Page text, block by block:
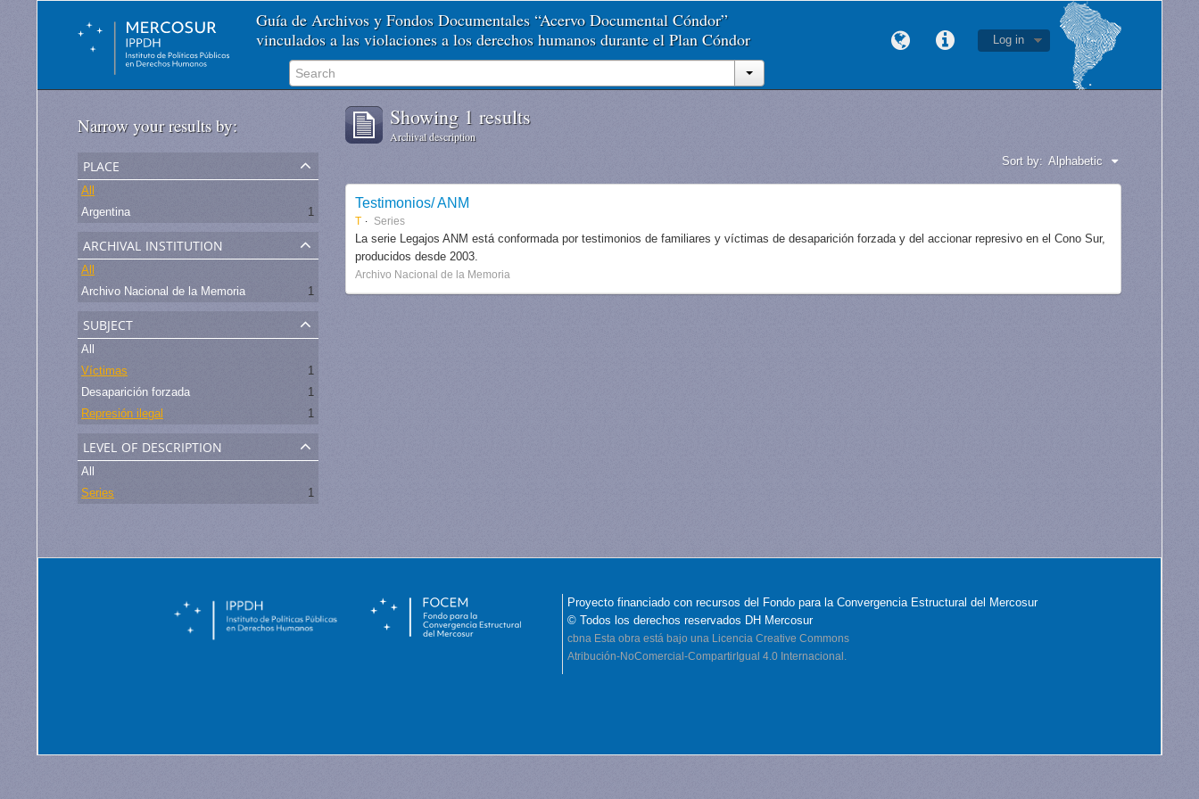
Guía de Archivos y Fondos Documentales “Acervo Documental Cóndor”
vinculados a las violaciones a los derechos humanos durante el Plan Cóndor
Log in
Narrow your results by:
place
All
Argentina
1
archival institution
All
Archivo Nacional de la Memoria
1
subject
All
Víctimas
1
Desaparición forzada
1
Represión ilegal
1
level of description
All
Series
1
Showing 1 results
Archival description
Sort by: Alphabetic
Testimonios/ ANM
T Series
La serie Legajos ANM está conformada por testimonios de familiares y víctimas de desaparición forzada y del accionar represivo en el Cono Sur,
producidos desde 2003.
Archivo Nacional de la Memoria
Proyecto financiado con recursos del Fondo para la Convergencia Estructural del Mercosur
© Todos los derechos reservados DH Mercosur
cbna Esta obra está bajo una Licencia Creative Commons
Atribución-NoComercial-CompartirIgual 4.0 Internacional.